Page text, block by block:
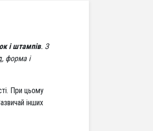
і штампів. З
форма і
При цьому
інших